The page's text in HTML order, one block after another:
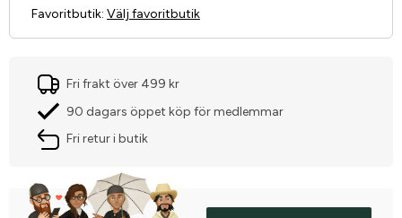
Favoritbutik: Välj favoritbutik
Fri frakt över 499 kr
90 dagars öppet köp för medlemmar
Fri retur i butik